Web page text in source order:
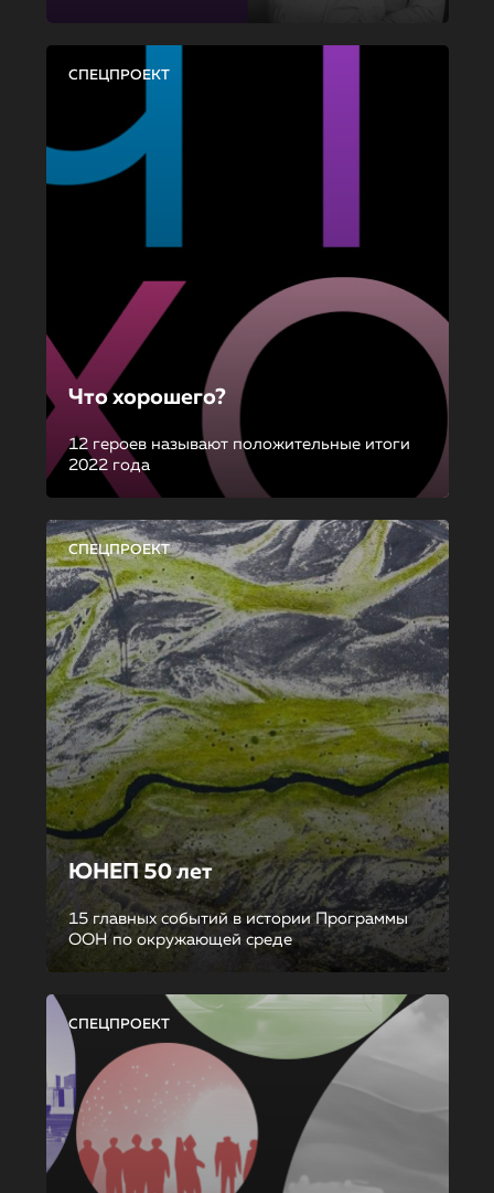
СПЕЦПРОЕКТ
Что хорошего?
12 героев называют положительные итоги
2022 года
СПЕЦПРОЕКТ
ЮНЕП 50 лет
15 главных событий в истории Программы
ООН по окружающей среде
СПЕЦПРОЕКТ